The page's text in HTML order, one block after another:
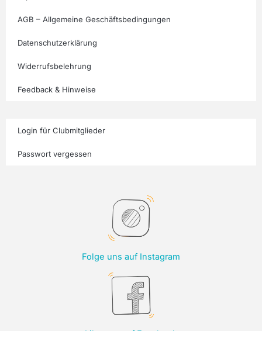
AGB – Allgemeine Geschäftsbedingungen
Datenschutzerklärung
Widerrufsbelehrung
Feedback & Hinweise
Login für Clubmitglieder
Passwort vergessen
Folge uns auf Instagram
Like uns auf Facebook